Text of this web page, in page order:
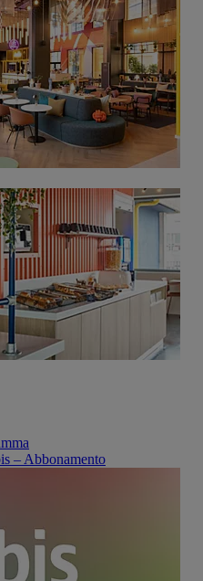
– Abbonamento